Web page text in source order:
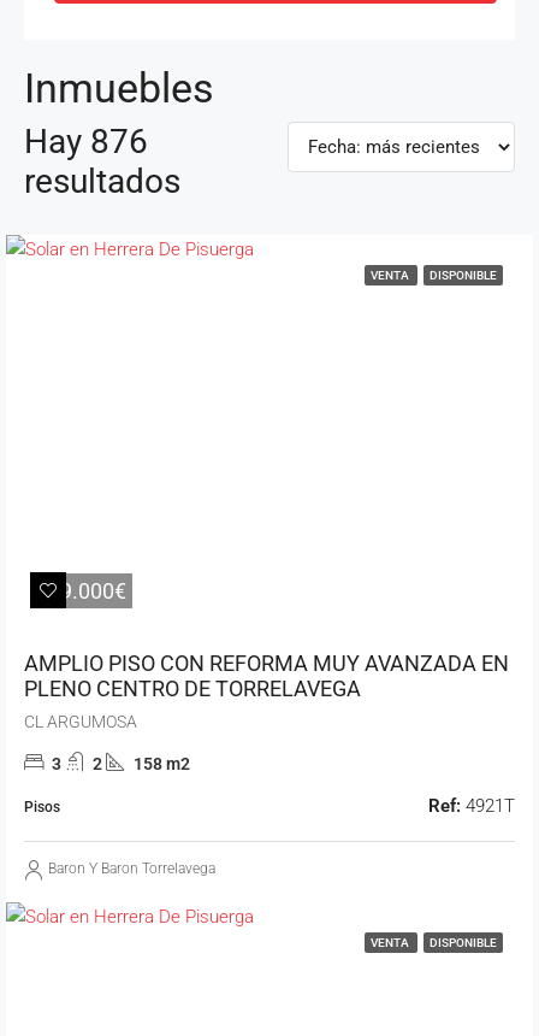
Inmuebles
Hay 876
resultados
VENTA DISPONIBLE
259.000€
AMPLIO PISO CON REFORMA MUY AVANZADA EN
PLENO CENTRO DE TORRELAVEGA
CL ARGUMOSA
3 2 158 m2
Pisos Ref: 4921T
Baron Y Baron Torrelavega
VENTA DISPONIBLE